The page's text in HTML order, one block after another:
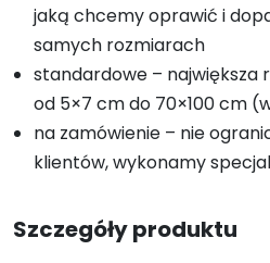
jaką chcemy oprawić i
samych rozmiarach
standardowe – największa
od 5×7 cm do 70×100 cm
na zamówienie – nie
klientów, wykonamy
Szczegóły produktu